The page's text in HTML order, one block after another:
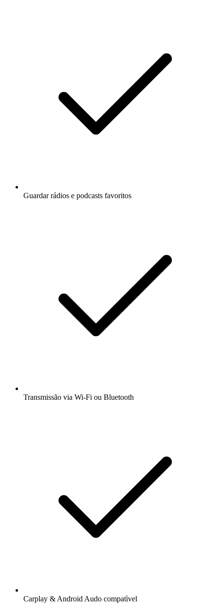
Guardar rádios e podcasts favoritos
Transmissão via Wi-Fi ou Bluetooth
Carplay & Android Audo compatìvel